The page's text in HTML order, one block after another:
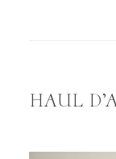
HAUL